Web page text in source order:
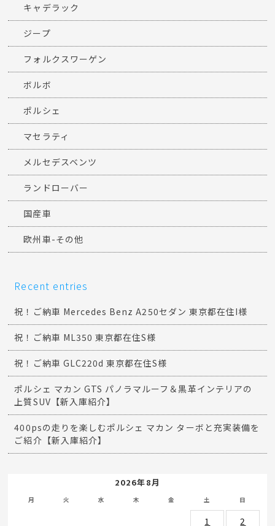
キャデラック
ジープ
フォルクスワーゲン
ボルボ
ポルシェ
マセラティ
メルセデスベンツ
ランドローバー
国産車
欧州車-その他
Recent entries
祝！ご納車 Mercedes Benz A250セダン 東京都在住I様
祝！ご納車 ML350 東京都在住S様
祝！ご納車 GLC220d 東京都在住S様
ポルシェ マカン GTS パノラマルーフ＆黒革インテリアの
上質SUV【新入庫紹介】
400psの走りを楽しむポルシェ マカン ターボと充実装備を
ご紹介【新入庫紹介】
2026年8月
月 火 水 木 金 土 日
1 2